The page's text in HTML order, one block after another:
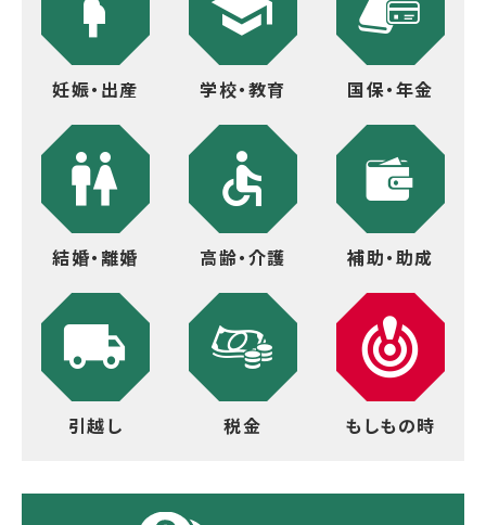
妊娠・出産 学校・教育 国保・年金
結婚・離婚 高齢・介護 補助・助成
引越し 税金 もしもの時